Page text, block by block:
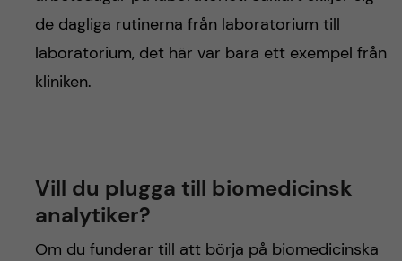
de dagliga rutinerna från laboratorium till
laboratorium, det här var bara ett exempel från
kliniken.
Vill du plugga till biomedicinsk
analytiker?
Om du funderar till att börja på biomedicinska